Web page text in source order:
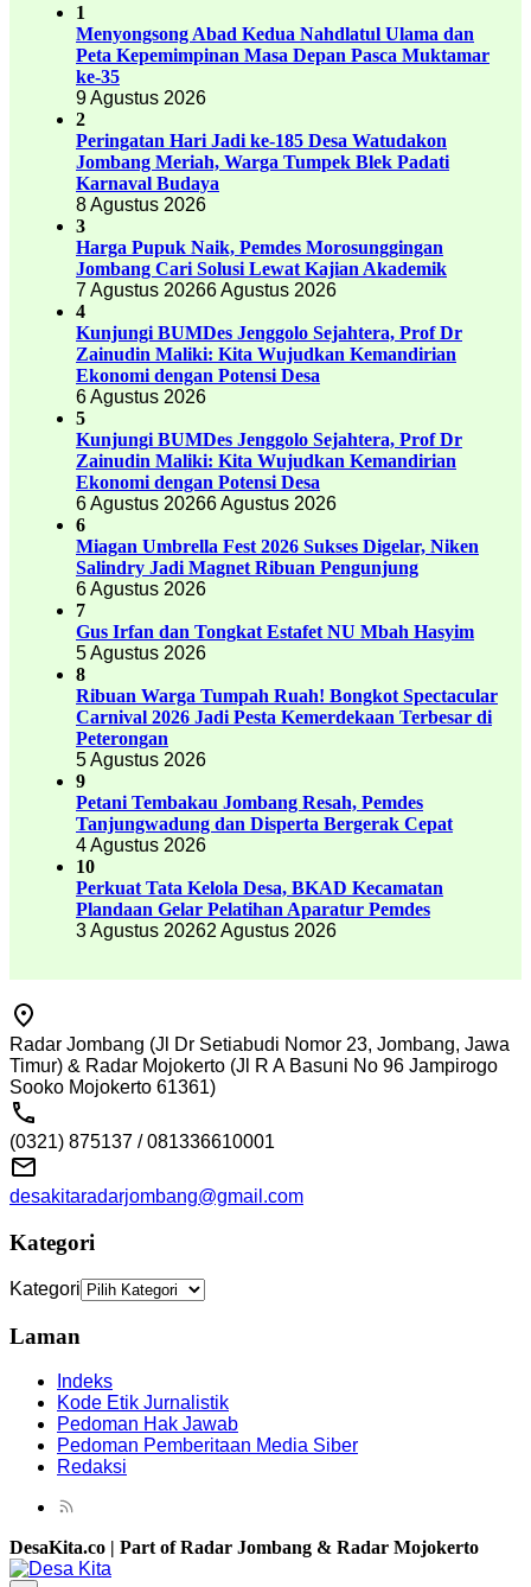
1
Menyongsong Abad Kedua Nahdlatul Ulama dan
Peta Kepemimpinan Masa Depan Pasca Muktamar
ke-35
9 Agustus 2026
2
Peringatan Hari Jadi ke-185 Desa Watudakon
Jombang Meriah, Warga Tumpek Blek Padati
Karnaval Budaya
8 Agustus 2026
3
Harga Pupuk Naik, Pemdes Morosunggingan
Jombang Cari Solusi Lewat Kajian Akademik
7 Agustus 20266 Agustus 2026
4
Kunjungi BUMDes Jenggolo Sejahtera, Prof Dr
Zainudin Maliki: Kita Wujudkan Kemandirian
Ekonomi dengan Potensi Desa
6 Agustus 2026
5
Kunjungi BUMDes Jenggolo Sejahtera, Prof Dr
Zainudin Maliki: Kita Wujudkan Kemandirian
Ekonomi dengan Potensi Desa
6 Agustus 20266 Agustus 2026
6
Miagan Umbrella Fest 2026 Sukses Digelar, Niken
Salindry Jadi Magnet Ribuan Pengunjung
6 Agustus 2026
7
Gus Irfan dan Tongkat Estafet NU Mbah Hasyim
5 Agustus 2026
8
Ribuan Warga Tumpah Ruah! Bongkot Spectacular
Carnival 2026 Jadi Pesta Kemerdekaan Terbesar di
Peterongan
5 Agustus 2026
9
Petani Tembakau Jombang Resah, Pemdes
Tanjungwadung dan Disperta Bergerak Cepat
4 Agustus 2026
10
Perkuat Tata Kelola Desa, BKAD Kecamatan
Plandaan Gelar Pelatihan Aparatur Pemdes
3 Agustus 20262 Agustus 2026
Radar Jombang (Jl Dr Setiabudi Nomor 23, Jombang, Jawa
Timur) & Radar Mojokerto (Jl R A Basuni No 96 Jampirogo
Sooko Mojokerto 61361)
(0321) 875137 / 081336610001
desakitaradarjombang@gmail.com
Kategori
Kategori
Laman
Indeks
Kode Etik Jurnalistik
Pedoman Hak Jawab
Pedoman Pemberitaan Media Siber
Redaksi
DesaKita.co | Part of Radar Jombang & Radar Mojokerto